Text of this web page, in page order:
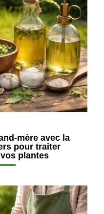
mère avec la
pour traiter
plantes